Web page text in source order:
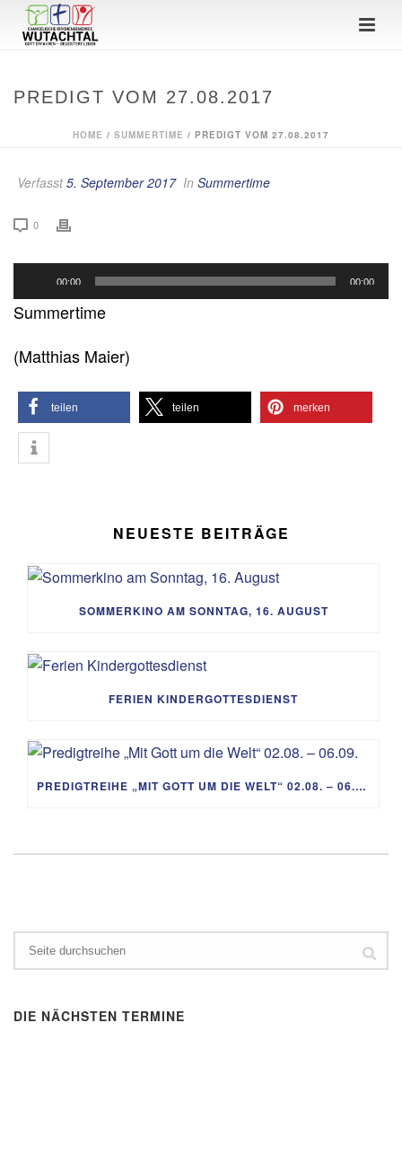
PREDIGT VOM 27.08.2017
HOME / SUMMERTIME / PREDIGT VOM 27.08.2017
Verfasst5. September 2017 In Summertime
0
Player
00:00 00:00
Summertime
(Matthias Maier)
teilen teilen merken
NEUESTE BEITRÄGE
SOMMERKINO AM SONNTAG, 16. AUGUST
FERIEN KINDERGOTTESDIENST
PREDIGTREIHE „MIT GOTT UM DIE WELT“ 02.08. – 06.09.
DIE NÄCHSTEN TERMINE